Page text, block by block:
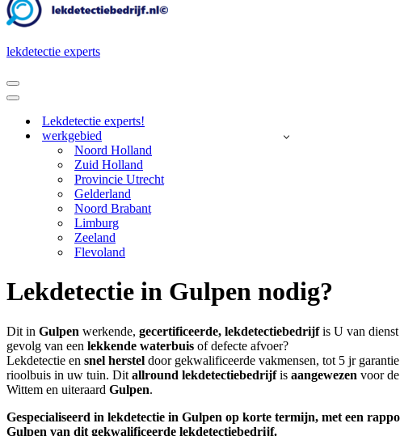
lekdetectie experts
Navigatie
Menu
Navigatie
Lekdetectie experts!
werkgebied
Noord Holland
Zuid Holland
Provincie Utrecht
Gelderland
Noord Brabant
Limburg
Zeeland
Flevoland
Lekdetectie in Gulpen nodig?
Dit in Gulpen werkende, gecertificeerde, lekdetectiebedrijfis U van
gevolg van een lekkende waterbuis of defecte afvoer?
Lekdetectie en snel herstel door gekwalificeerde vakmensen, tot 5 jr
rioolbuis in uw tuin. Dit allround lekdetectiebedrijfis aangewezen voor
Wittem en uiteraard Gulpen.
Gespecialiseerd in lekdetectie in Gulpen op korte termijn, met een
Gulpen van dit gekwalificeerde lekdetectiebedrijf.